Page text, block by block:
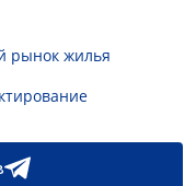
рынок жилья